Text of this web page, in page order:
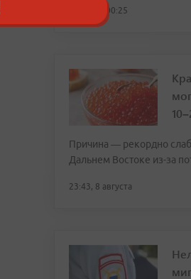
сегодня, 00:25
Причина — рекордно
Дальнем Востоке из-за
23:43, 8 августа